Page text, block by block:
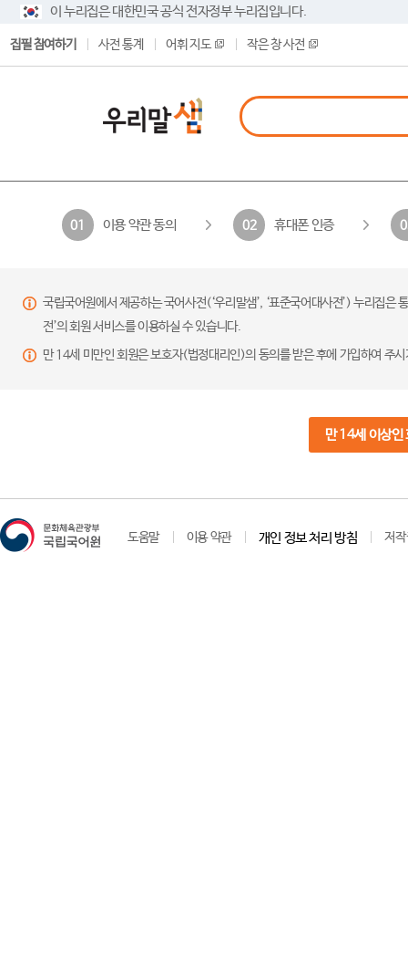
이 누리집은 대한민국 공식 전자정부 누리집입니다.
집필 참여하기 사전 통계 어휘 지도 작은 창 사전
01 이용 약관 동의 02 휴대폰 인증
국립국어원에서 제공하는 국어사전(‘우리말샘’, ‘표준국어대사전’) 누리집
전’의 회원 서비스를 이용하실 수 있습니다.
만 14세 미만인 회원은 보호자(법정대리인)의 동의를 받은 후에 가입하여 주
만 14세 이상인
도움말 이용 약관 개인 정보 처리 방침 저